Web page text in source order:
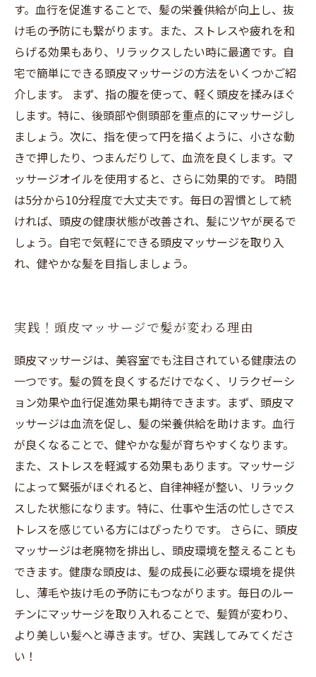
す。血行を促進することで、髪の栄養供給が向上し、抜
け毛の予防にも繋がります。また、ストレスや疲れを和
らげる効果もあり、リラックスしたい時に最適です。自
宅で簡単にできる頭皮マッサージの方法をいくつかご紹
介します。 まず、指の腹を使って、軽く頭皮を揉みほぐ
します。特に、後頭部や側頭部を重点的にマッサージし
ましょう。次に、指を使って円を描くように、小さな動
きで押したり、つまんだりして、血流を良くします。マ
ッサージオイルを使用すると、さらに効果的です。 時間
は5分から10分程度で大丈夫です。毎日の習慣として続
ければ、頭皮の健康状態が改善され、髪にツヤが戻るで
しょう。自宅で気軽にできる頭皮マッサージを取り入
れ、健やかな髪を目指しましょう。
実践！頭皮マッサージで髪が変わる理由
頭皮マッサージは、美容室でも注目されている健康法の
一つです。髪の質を良くするだけでなく、リラクゼーシ
ョン効果や血行促進効果も期待できます。まず、頭皮マ
ッサージは血流を促し、髪の栄養供給を助けます。血行
が良くなることで、健やかな髪が育ちやすくなります。
また、ストレスを軽減する効果もあります。マッサージ
によって緊張がほぐれると、自律神経が整い、リラック
スした状態になります。特に、仕事や生活の忙しさでス
トレスを感じている方にはぴったりです。 さらに、頭皮
マッサージは老廃物を排出し、頭皮環境を整えることも
できます。健康な頭皮は、髪の成長に必要な環境を提供
し、薄毛や抜け毛の予防にもつながります。毎日のルー
チンにマッサージを取り入れることで、髪質が変わり、
より美しい髪へと導きます。ぜひ、実践してみてくださ
い！